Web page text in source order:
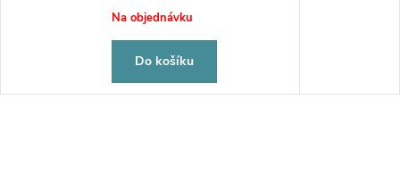
cena:
Na objednávku
Do košíku